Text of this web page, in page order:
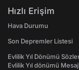
Hızlı Erişim
Hava Durumu
Son Depremler Listesi
Evlilik Yıl Dönümü
Evlilik Yıl dönümü